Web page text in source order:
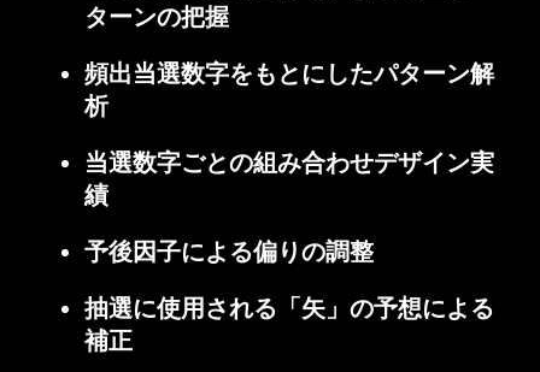
ターンの把握
頻出当選数字をもとにしたパターン解
析
当選数字ごとの組み合わせデザイン実
績
予後因子による偏りの調整
抽選に使用される「矢」の予想による
補正